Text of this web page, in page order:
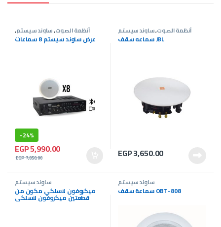
أنظمة الصوت,ساوند سيستم,
عروض ساوند سيستمعرض ساوند سيستم 8 سماعات
-24%
EGP5,990.00
EGP7,850.00
أنظمة الصوت,ساوند سيستم
سماعه سقف JBL
EGP3,650.00
ساوند سيستم
ميكروفون لاسلكي مكون من
قطعتين ميكروفون لاسلكي
وجهاز استقبال
ساوند سيستم
سماعة سقف OBT-808